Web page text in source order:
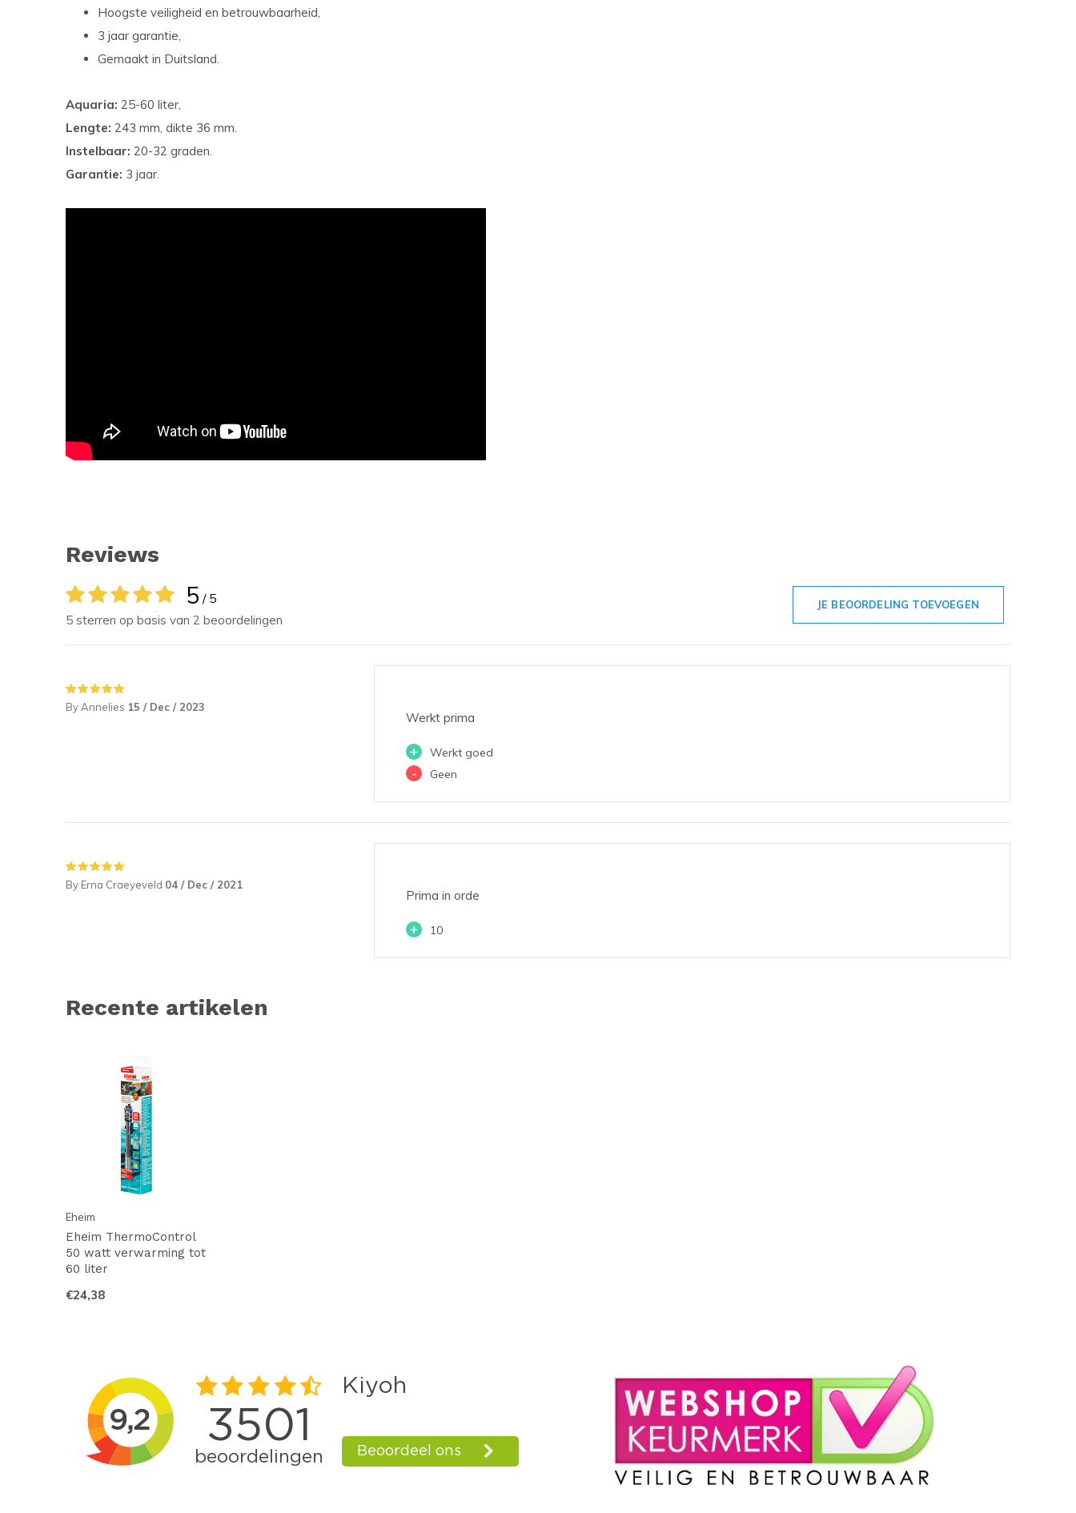
Hoogste veiligheid en betrouwbaarheid,
3 jaar garantie,
Gemaakt in Duitsland.
Aquaria: 25-60 liter,
Lengte: 243 mm, dikte 36 mm.
Instelbaar: 20-32 graden.
Garantie: 3 jaar.
Reviews
5 / 5
5 sterren op basis van 2 beoordelingen
JE BEOORDELING TOEVOEGEN
By Annelies 15 / Dec / 2023
Werkt prima
+ Werkt goed
- Geen
By Erna Craeyeveld 04 / Dec / 2021
Prima in orde
+ 10
Recente artikelen
Eheim
Eheim ThermoControl
50 watt verwarming tot
60 liter
€24,38